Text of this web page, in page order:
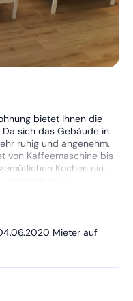
bietet Ihnen die
sich das Gebäude in
ruhig und angenehm.
von Kaffeemaschine bis
Kochen ein.
Zeltstadt. Gerne können
nicht im Halteverbot
über einen
sende ich Ihnen nach
Mieter auf